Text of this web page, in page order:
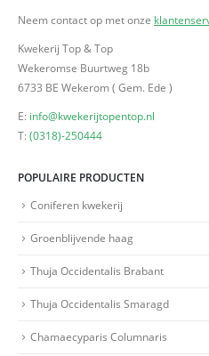
Neem contact op met onze
Kwekerij Top & Top
Wekeromse Buurtweg 18b
6733 BE Wekerom ( Gem. Ede )
E: info@kwekerijtopentop.nl
T:(0318)-250444
POPULAIRE PRODUCTEN
Coniferen kwekerij
Groenblijvende haag
Thuja Occidentalis Brabant
Thuja Occidentalis Smaragd
Chamaecyparis Columnaris